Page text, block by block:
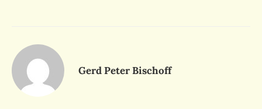
Gerd Peter Bischoff